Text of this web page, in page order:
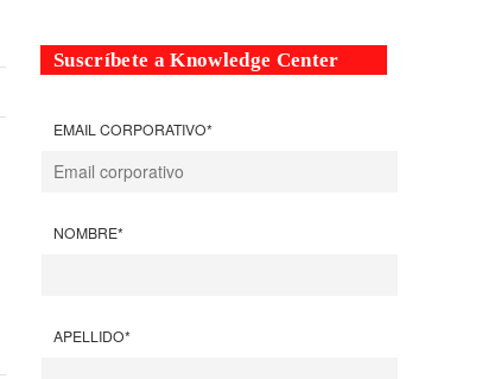
Suscríbete a Knowledge Center
EMAIL CORPORATIVO*
NOMBRE*
APELLIDO*